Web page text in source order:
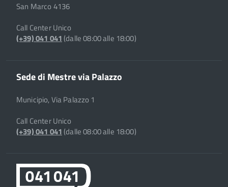
San Marco 4136
Call Center Unico
(+39) 041 041(dalle 08:00 alle 18:00)
Sede di Mestre via Palazzo
Municipio, Via Palazzo 1
Call Center Unico
(+39) 041 041(dalle 08:00 alle 18:00)